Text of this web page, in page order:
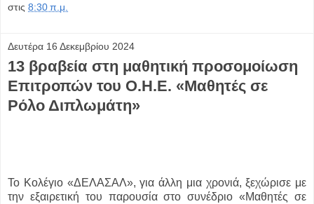
στις 8:30 π.μ.
Δευτέρα 16 Δεκεμβρίου 2024
13 βραβεία στη μαθητική προσομοίωση
Επιτροπών του Ο.Η.Ε. «Μαθητές σε
Ρόλο Διπλωμάτη»
Το Κολέγιο «ΔΕΛΑΣΑΛ», για άλλη μια χρονιά, ξεχώρισε με
την εξαιρετική του παρουσία στο συνέδριο «Μαθητές σε